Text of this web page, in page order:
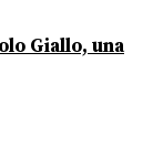
Giallo, una